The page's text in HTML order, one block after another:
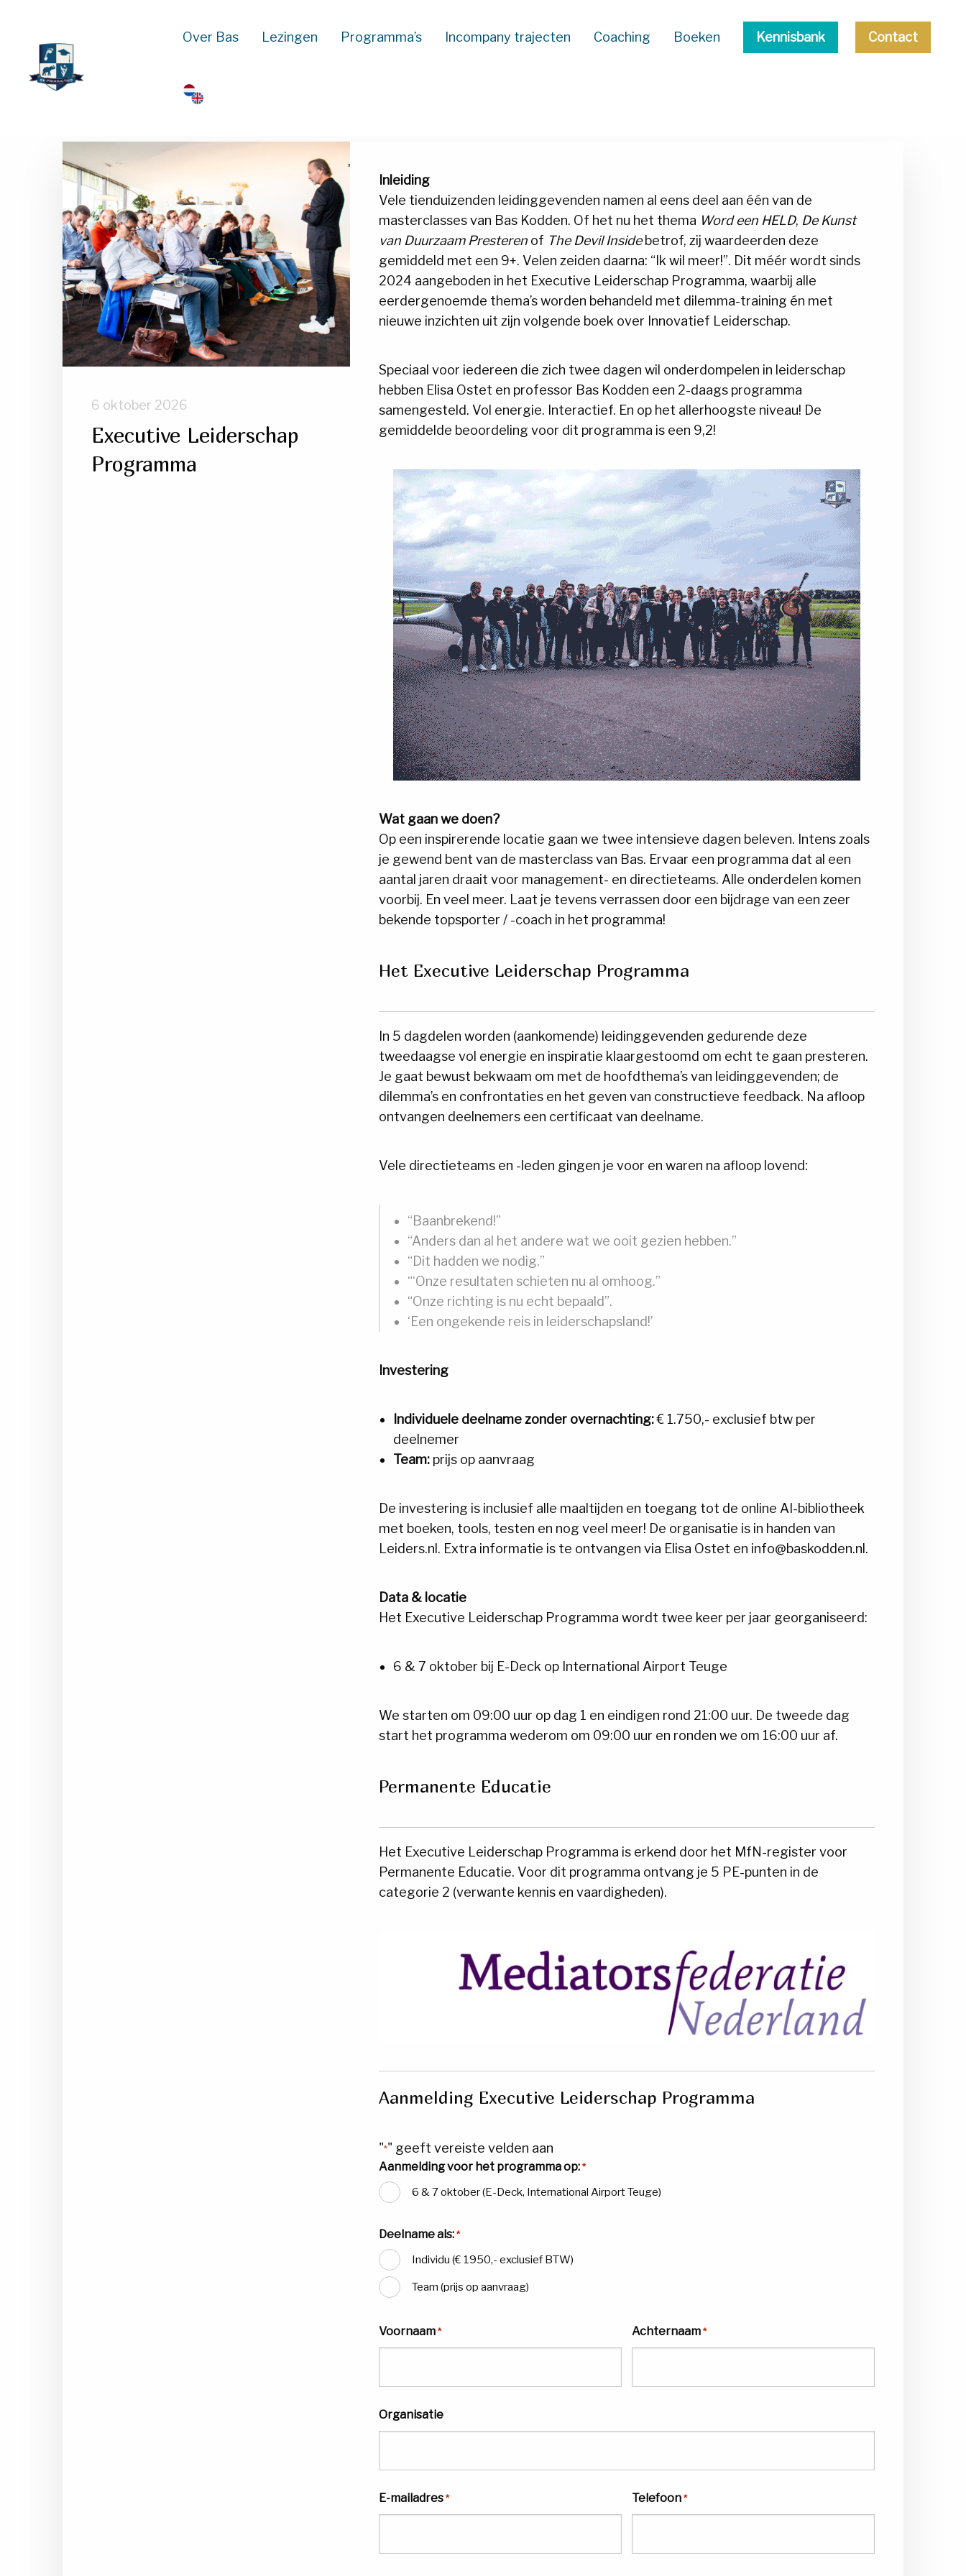
Over Bas Lezingen Programma’s Incompany trajecten Coaching Boeken Kennisbank Contact
6 oktober 2026
Executive Leiderschap
Programma
Inleiding
Vele tienduizenden leidinggevenden namen al eens deel aan één van de
masterclasses van Bas Kodden. Of het nu het thema Word een HELD, De Kunst
van Duurzaam Presteren of The Devil Insidebetrof, zij waardeerden deze
gemiddeld met een 9+. Velen zeiden daarna: “Ik wil meer!”. Dit méér wordt sinds
2024 aangeboden in het Executive Leiderschap Programma, waarbij alle
eerdergenoemde thema’s worden behandeld met dilemma-training én met
nieuwe inzichten uit zijn volgende boek over Innovatief Leiderschap.
Speciaal voor iedereen die zich twee dagen wil onderdompelen in leiderschap
hebben Elisa Ostet en professor Bas Kodden een 2-daags programma
samengesteld. Vol energie. Interactief. En op het allerhoogste niveau! De
gemiddelde beoordeling voor dit programma is een 9,2!
Wat gaan we doen?
Op een inspirerende locatie gaan we twee intensieve dagen beleven. Intens zoals
je gewend bent van de masterclass van Bas. Ervaar een programma dat al een
aantal jaren draait voor management- en directieteams. Alle onderdelen komen
voorbij. En veel meer. Laat je tevens verrassen door een bijdrage van een zeer
bekende topsporter / -coach in het programma!
Het Executive Leiderschap Programma
In 5 dagdelen worden (aankomende) leidinggevenden gedurende deze
tweedaagse vol energie en inspiratie klaargestoomd om echt te gaan presteren.
Je gaat bewust bekwaam om met de hoofdthema’s van leidinggevenden; de
dilemma’s en confrontaties en het geven van constructieve feedback. Na afloop
ontvangen deelnemers een certificaat van deelname.
Vele directieteams en -leden gingen je voor en waren na afloop lovend:
“Baanbrekend!”
“Anders dan al het andere wat we ooit gezien hebben.”
“Dit hadden we nodig.”
“‘Onze resultaten schieten nu al omhoog.”
“Onze richting is nu echt bepaald”.
‘Een ongekende reis in leiderschapsland!’
Investering
Individuele deelname zonder overnachting:€ 1.750,- exclusief btw per
deelnemer
Team: prijs op aanvraag
De investering is inclusief alle maaltijden en toegang tot de online AI-bibliotheek
met boeken, tools, testen en nog veel meer! De organisatie is in handen van
Leiders.nl. Extra informatie is te ontvangen via Elisa Ostet en info@baskodden.nl.
Data & locatie
Het Executive Leiderschap Programma wordt twee keer per jaar georganiseerd:
6 & 7 oktober bij E-Deck op International Airport Teuge
We starten om 09:00 uur op dag 1 en eindigen rond 21:00 uur. De tweede dag
start het programma wederom om 09:00 uur en ronden we om 16:00 uur af.
Permanente Educatie
Het Executive Leiderschap Programma is erkend door het MfN-register voor
Permanente Educatie. Voor dit programma ontvang je 5 PE-punten in de
categorie 2 (verwante kennis en vaardigheden).
Aanmelding Executive Leiderschap Programma
"*" geeft vereiste velden aan
Aanmelding voor het programma op: *
6 & 7 oktober (E-Deck, International Airport Teuge)
Deelname als: *
Individu (€ 1950,- exclusief BTW)
Team (prijs op aanvraag)
Voornaam * Achternaam *
Organisatie
E-mailadres * Telefoon *